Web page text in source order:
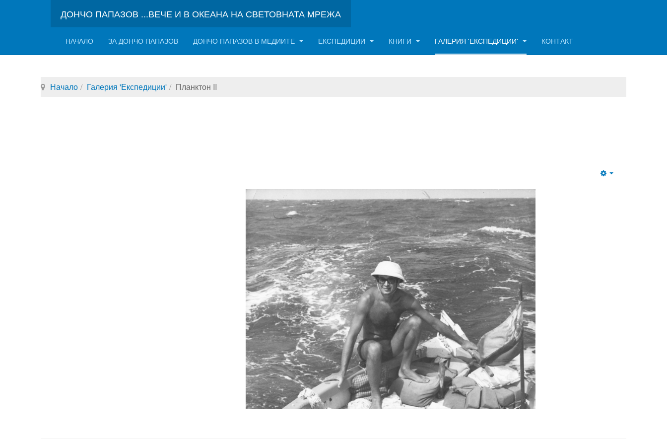
ДОНЧО ПАПАЗОВ ...ВЕЧЕ И В ОКЕАНА НА СВЕТОВНАТА МРЕЖА
НАЧАЛО ЗА ДОНЧО ПАПАЗОВ ДОНЧО ПАПАЗОВ В МЕДИИТЕ ЕКСПЕДИЦИИ КНИГИ ГАЛЕРИЯ 'ЕКСПЕДИЦИИ' КОНТАКТ
Начало Галерия 'Експедиции' Планктон II